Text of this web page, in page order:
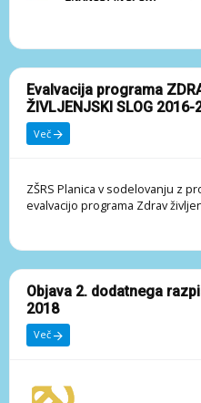
Evalvacija ZŽS 2017-2018
Evalvacija programa
ŽIVLJENJSKI SLOG 2016-
Več
ZŠRS Planica v sodelovanju z
evalvacijo programa Zdrav
Objava 2. dodatnega
2018
Več